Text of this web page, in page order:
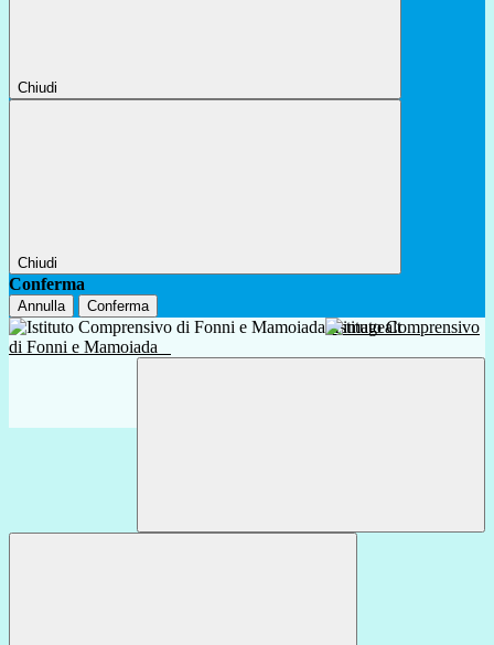
Chiudi
Chiudi
Conferma
Annulla Conferma
Istituto Comprensivo
di Fonni e Mamoiada